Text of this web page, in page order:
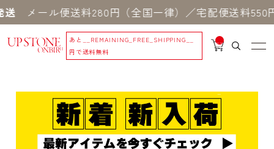
便送料280円（全国一律）／宅配便送料550円 ※一
あと
__REMAINING_FREE_SHIPPING__
円で送料無料
__
IT
_